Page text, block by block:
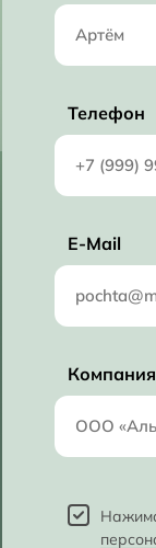
Телефон
E-Mail
Компания